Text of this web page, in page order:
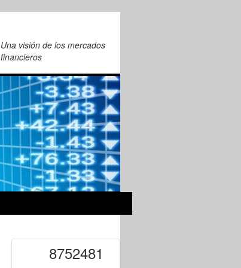
Una visión de los mercados
financieros
8752481